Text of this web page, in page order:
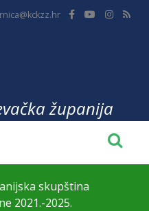
županija
skupština
2021.-2025.